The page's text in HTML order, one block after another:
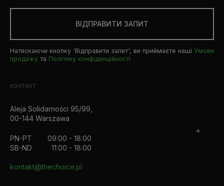
ВІДПРАВИТИ ЗАПИТ
Натискаючи кнопку 'Відправити запит', ви приймаєте наші Умови
продажута Політику конфіденційності
КОНТАКТ
Aleja Solidarności 95/99,
00-144 Warszawa
PN-PT
09:00 - 18:00
SB-ND
11:00 - 18:00
kontakt@thechoice.pl